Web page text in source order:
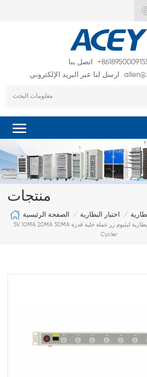
اتصل بنا
ارسل لنا عبر البريد الإلكتروني
منتجات
الصفحة الرئيسية / اختبار البطارية /
5V 10MA 20MA 50MA بطارية ليثيوم زر عملة خلية قدرة DCIR تستر جهاز تحليل
Cycler